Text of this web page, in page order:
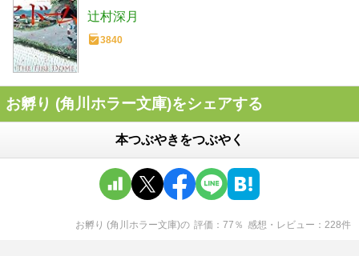
辻村深月
3840
お孵り (角川ホラー文庫)をシェアする
本つぶやきをつぶやく
お孵り (角川ホラー文庫)の 評価 77 ％ 感想・レビュー 228件